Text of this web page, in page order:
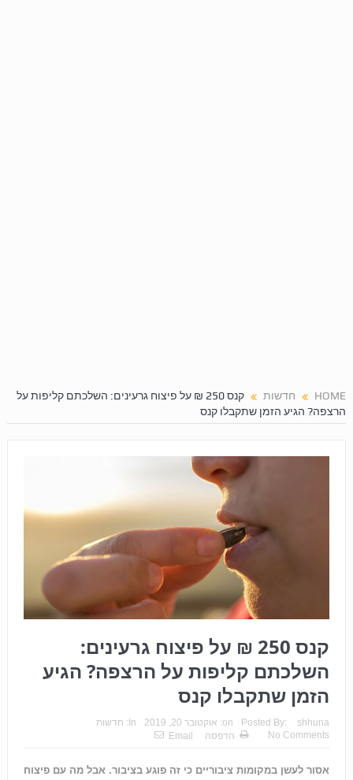
HOME חדשות
קנס 250 ₪ על פיצוח גרעינים: השלכתם קליפות על
הרצפה? הגיע הזמן שתקבלו קנס
קנס 250 ₪ על פיצוח גרעינים:
השלכתם קליפות על הרצפה? הגיע
הזמן שתקבלו קנס
Posted By: shhuna
on: אוקטובר 20, 2019 In:
חדשות
No Comments
הדפסה Email
אסור לעשן במקומות ציבוריים כי זה פוגע בציבור. אבל מה עם פיצוח